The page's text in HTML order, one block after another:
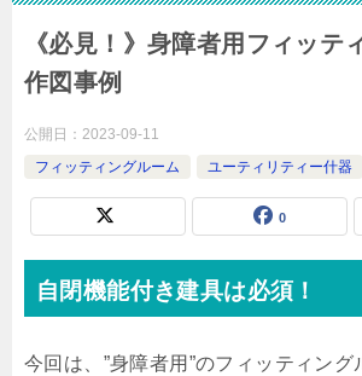
《必見！》身障者用フィッテ
作図事例
公開日： 2023-09-11
フィッティングルーム
ユーティリティー什器
0
自閉機能付き建具は必須！
今回は、”身障者用”のフィッティング